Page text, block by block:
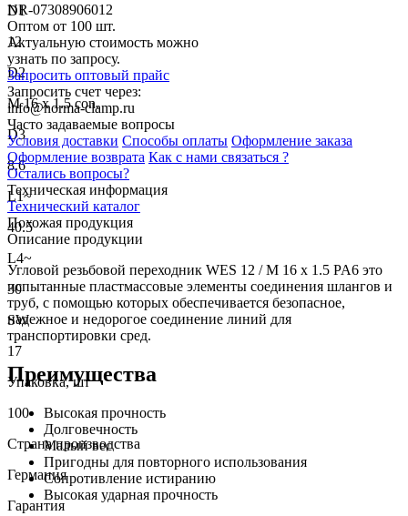
D1
12
D2
M 16 x 1.5 con.
D3
8.6
L1~
40.5
L4~
30
SW
17
Упаковка, шт
100
Страна производства
Германия
Гарантия
NR-07308906012
Оптом от 100 шт.
Актуальную стоимость можно
узнать по запросу.
Запросить оптовый прайс
Запросить счет через:
info@norma-clamp.ru
Часто задаваемые вопросы
Условия доставки Способы оплаты Оформление заказа
Оформление возврата Как с нами связаться ?
Остались вопросы?
Техническая информация
Технический каталог
Похожая продукция
Описание продукции
Угловой резьбовой переходник WES 12 / M 16 x 1.5 PA6 это
испытанные пластмассовые элементы соединения шлангов и
труб, с помощью которых обеспечивается безопасное,
надежное и недорогое соединение линий для
транспортировки сред.
Преимущества
Высокая прочность
Долговечность
Малый вес
Пригодны для повторного использования
Сопротивление истиранию
Высокая ударная прочность